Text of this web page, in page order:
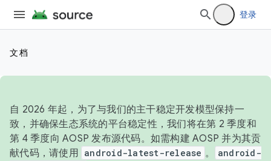
登录
文档
自 2026 年起，为了与我们的主干稳定开发模型保持一
致，并确保生态系统的平台稳定性，我们将在第 2 季度和
第 4 季度向 AOSP 发布源代码。如需构建 AOSP 并为其贡
献代码，请使用 android-latest-release 。
android-